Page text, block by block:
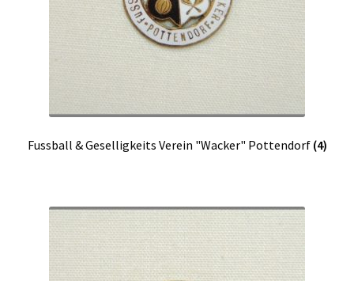
Fussball & Geselligkeits Verein "Wacker" Pottendorf (4)